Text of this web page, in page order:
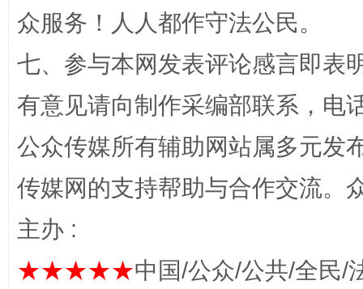
众服务！人人都作守法公民。
七、参与本网发表评论感言即表
有意见请向制作采编部联系，电
公众传媒所有辅助网站属多元发
传媒网的支持帮助与合作交流。
主办 :
★★★★★中国/公众/公共/全民/